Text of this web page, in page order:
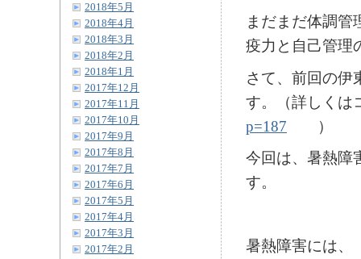
まだまだ体調管
疫力と自己管理
さて、前回の伊
す。（詳し
p=187 ）
今回は、暑熱障
す。
暑熱障害には、
2018年5月
2018年4月
2018年3月
2018年2月
2018年1月
2017年12月
2017年11月
2017年10月
2017年9月
2017年8月
2017年7月
2017年6月
2017年5月
2017年4月
2017年3月
2017年2月